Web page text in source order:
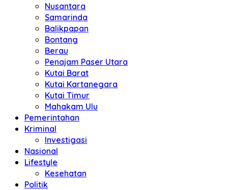
Nusantara
Samarinda
Balikpapan
Bontang
Berau
Penajam Paser Utara
Kutai Barat
Kutai Kartanegara
Kutai Timur
Mahakam Ulu
Pemerintahan
Kriminal
Investigasi
Nasional
Lifestyle
Kesehatan
Politik